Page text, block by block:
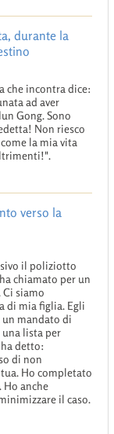
durante la
che incontra dice:
ad aver
Gong. Sono
Non riesco
la mia vita
verso la
il poliziotto
chiamato per un
siamo
di mia figlia. Egli
mandato di
lista per
detto:
di non
Ho completato
anche
il caso.